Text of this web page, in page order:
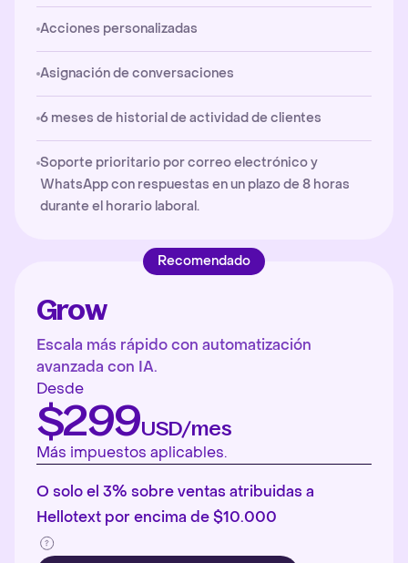
Acciones personalizadas
Asignación de conversaciones
6 meses de historial de actividad de clientes
Soporte prioritario por correo electrónico y
WhatsApp con respuestas en un plazo de 8 horas
durante el horario laboral.
Recomendado
Grow
Escala más rápido con automatización
avanzada con IA.
Desde
$299USD/mes
Más impuestos aplicables.
O solo el 3% sobre ventas atribuidas a
Hellotext por encima de $10.000